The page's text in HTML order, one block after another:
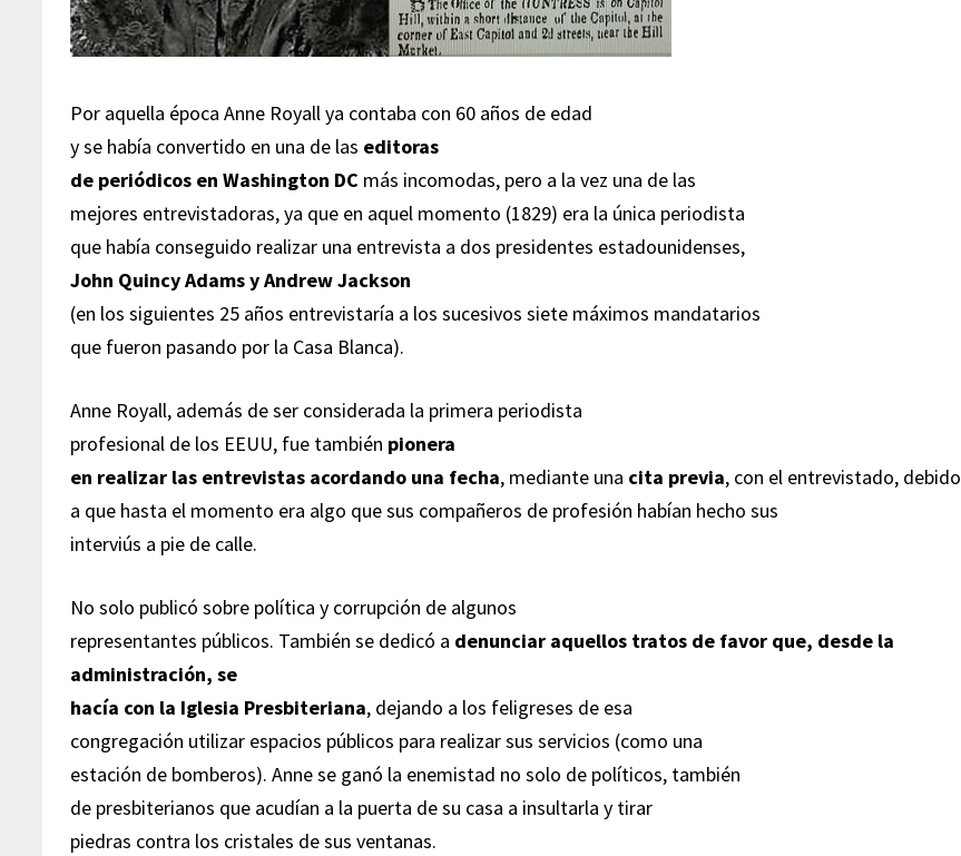
Por aquella época Anne Royall ya contaba con 60 años de edad
y se había convertido en una de las editoras
de periódicos en Washington DC más incomodas, pero a la vez una de las
mejores entrevistadoras, ya que en aquel momento (1829) era la única periodista
que había conseguido realizar una entrevista a dos presidentes estadounidenses,
John Quincy Adams y Andrew Jackson
(en los siguientes 25 años entrevistaría a los sucesivos siete máximos mandatarios
que fueron pasando por la Casa Blanca).
Anne Royall, además de ser considerada la primera periodista
profesional de los EEUU, fue también pionera
en realizar las entrevistas acordando una fecha, mediante una cita previa, con el entrevistado, debido
a que hasta el momento era algo que sus compañeros de profesión habían hecho sus
interviús a pie de calle.
No solo publicó sobre política y corrupción de algunos
representantes públicos. También se dedicó a denunciar aquellos tratos de favor que, desde la
administración, se
hacía con la Iglesia Presbiteriana, dejando a los feligreses de esa
congregación utilizar espacios públicos para realizar sus servicios (como una
estación de bomberos). Anne se ganó la enemistad no solo de políticos, también
de presbiterianos que acudían a la puerta de su casa a insultarla y tirar
piedras contra los cristales de sus ventanas.